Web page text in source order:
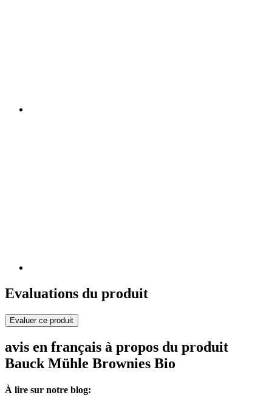
Evaluations du produit
Evaluer ce produit
avis en français à propos du produit
Bauck Mühle Brownies Bio
À lire sur notre blog: